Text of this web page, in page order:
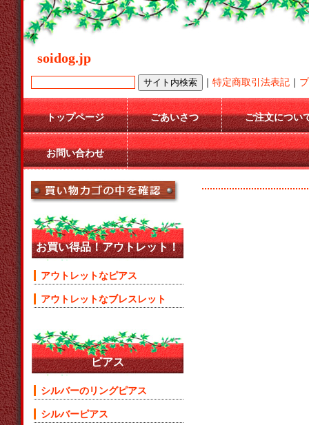
soidog.jp
｜ 特定商取引法表記 ｜
トップページ ごあいさつ ご注文につい
お問い合わせ
お買い得品！アウトレット！
アウトレットなピアス
アウトレットなブレスレット
ピアス
シルバーのリングピアス
シルバーピアス